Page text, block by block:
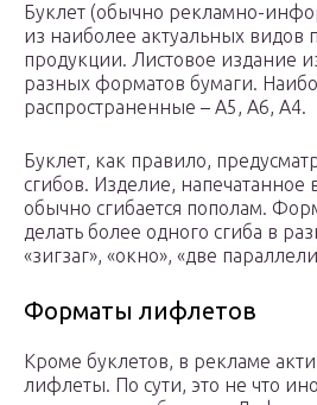
Буклет (обычно рекламно-
из наиболее актуальных видов
продукции. Листовое издание
разных форматов бумаги.
распространенные – А5, А6, А4.
Буклет, как правило,
сгибов. Изделие,
обычно сгибается пополам.
делать более одного сгиба в
«зигзаг», «окно», «две
Форматы лифлетов
Кроме буклетов, в рекламе
лифлеты. По сути, это не что